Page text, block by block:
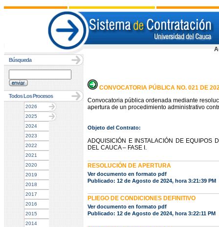
Búsqueda
Todos Los Procesos
2026
2025
2024
2023
2022
2021
2020
2019
2018
2017
2016
2015
2014
CONVOCATORIA PÚBLICA NO. 021 DE
Convocatoria pública ordenada mediante
apertura de un procedimiento administrativo
Objeto del Contrato:
ADQUISICIÓN E INSTALACIÓN DE EQUIPOS
DEL CAUCA – FASE I.
RESOLUCIÓN DE APERTURA
Ver documento en formato pdf
Publicado: 12 de Agosto de 2024, hora 3:21:39 PM
PLIEGO DE CONDICIONES DEFINITIVO
Ver documento en formato pdf
Publicado: 12 de Agosto de 2024, hora 3:22:11 PM